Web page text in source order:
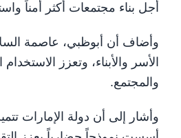
أجل بناء مجتمعات أكثر أمناً
وأضاف أن أبوظبي، عاصمة
الأسر والأبناء، وتعزز
والمجتمع.
وأشار إلى أن دولة الإمارات